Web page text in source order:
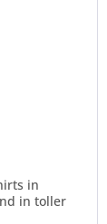
in
in toller